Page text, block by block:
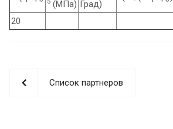
5 (МПа) Град)
20
Список партнеров